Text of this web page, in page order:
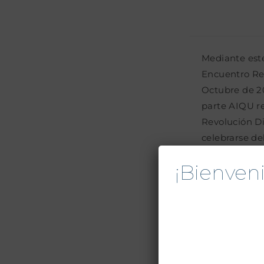
Mediante
Encuentro
Octubre de
parte AIQU
Revolución
celebrarse
Mediante
Encuentro
Octubre de
parte AIQU
Revolución